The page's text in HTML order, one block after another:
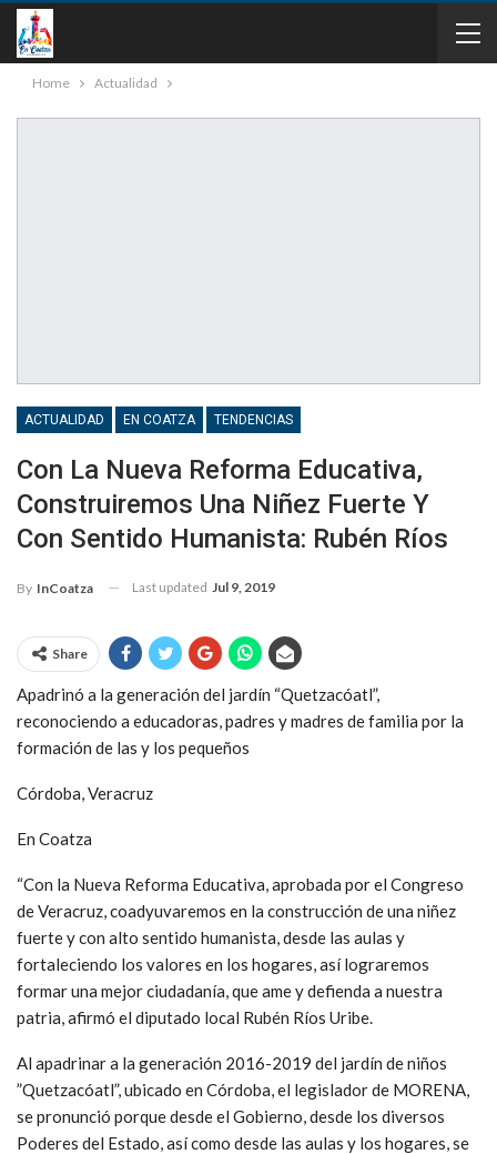
Home Actualidad
ACTUALIDAD EN COATZA TENDENCIAS
Con La Nueva Reforma Educativa,
Construiremos Una Niñez Fuerte Y
Con Sentido Humanista: Rubén Ríos
By InCoatza Last updated Jul 9, 2019
Share
Apadrinó a la generación del jardín “Quetzacóatl”,
reconociendo a educadoras, padres y madres de familia por la
formación de las y los pequeños
Córdoba, Veracruz
En Coatza
“Con la Nueva Reforma Educativa, aprobada por el Congreso
de Veracruz, coadyuvaremos en la construcción de una niñez
fuerte y con alto sentido humanista, desde las aulas y
fortaleciendo los valores en los hogares, así lograremos
formar una mejor ciudadanía, que ame y defienda a nuestra
patria, afirmó el diputado local Rubén Ríos Uribe.
Al apadrinar a la generación 2016-2019 del jardín de niños
”Quetzacóatl”, ubicado en Córdoba, el legislador de MORENA,
se pronunció porque desde el Gobierno, desde los diversos
Poderes del Estado, así como desde las aulas y los hogares, se